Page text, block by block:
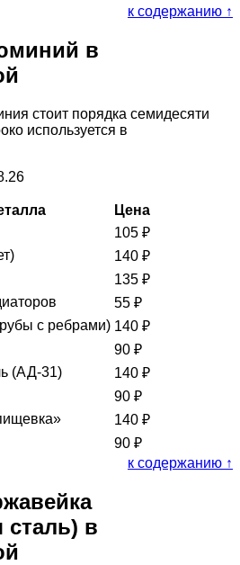
к содержанию ↑
в
стоит порядка семидесяти
используется в
Цена
105 ₽
140 ₽
135 ₽
55 ₽
с ребрами) 140 ₽
90 ₽
(АД-31)
140 ₽
90 ₽
140 ₽
90 ₽
к содержанию ↑
в